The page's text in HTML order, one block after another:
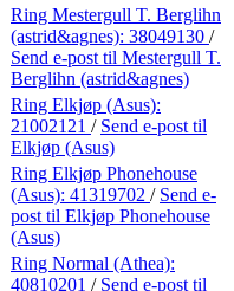
Ring Mestergull T. Berglihn
(astrid&agnes): 38049130 /
Send e-post til Mestergull T.
Berglihn (astrid&agnes)
Ring Elkjøp (Asus):
21002121 / Send e-post til
Elkjøp (Asus)
Ring Elkjøp Phonehouse
(Asus): 41319702 / Send e-
post til Elkjøp Phonehouse
(Asus)
Ring Normal (Athea):
40810201 / Send e-post til